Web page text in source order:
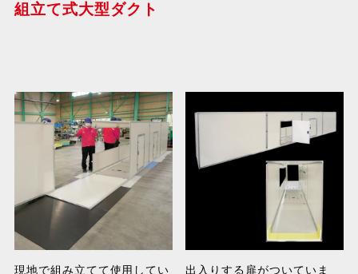
組立て式大型ダクト
現地で組み立てて使用してい
出入りする扉がついていま